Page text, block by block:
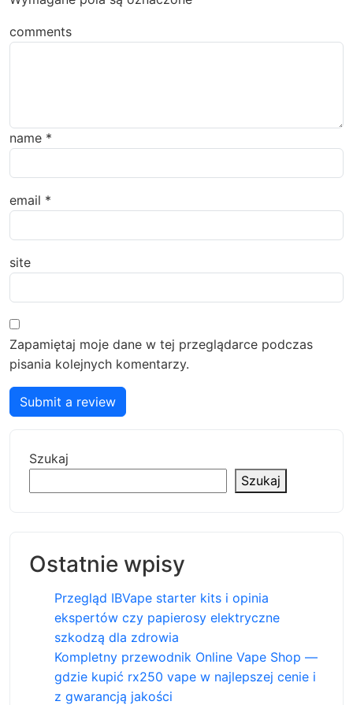
comments
name *
email *
site
Zapamiętaj moje dane w tej przeglądarce podczas
pisania kolejnych komentarzy.
Submit a review
Szukaj
Szukaj
Ostatnie wpisy
Przegląd IBVape starter kits i opinia
ekspertów czy papierosy elektryczne
szkodzą dla zdrowia
Kompletny przewodnik Online Vape Shop —
gdzie kupić rx250 vape w najlepszej cenie i
z gwarancją jakości